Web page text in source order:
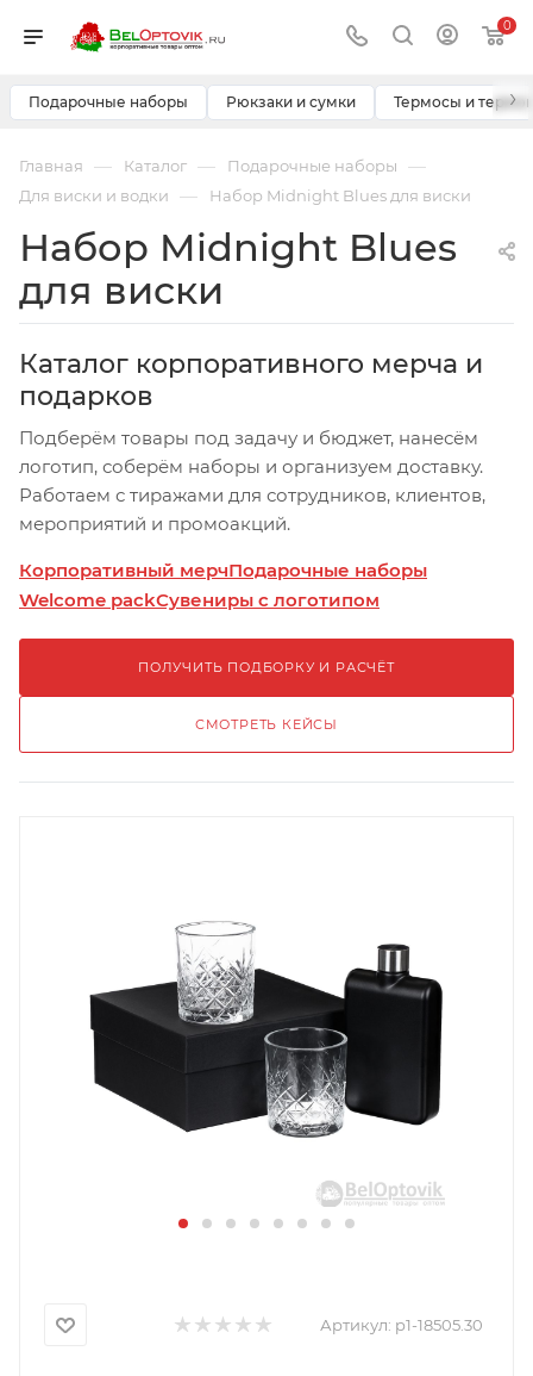
0
Подарочные наборы Рюкзаки и сумки Термосы и ›
Главная — Каталог — Подарочные наборы —
Для виски и водки — Набор Midnight Blues для виски
Набор Midnight Blues
для виски
Каталог корпоративного мерча и
подарков
Подберём товары под задачу и бюджет, нанесём
логотип, соберём наборы и организуем доставку.
Работаем с тиражами для сотрудников, клиентов,
мероприятий и промоакций.
Корпоративный мерчПодарочные наборы
Welcome packСувениры с логотипом
ПОЛУЧИТЬ ПОДБОРКУ И РАСЧЁТ
СМОТРЕТЬ КЕЙСЫ
Артикул: p1-18505.30